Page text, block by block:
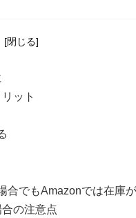
ット
合でもAmazonでは在庫
の注意点